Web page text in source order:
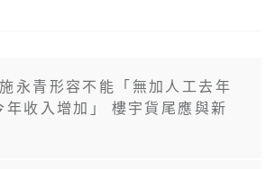
永青形容不能「無加人工去年
年收入增加」 樓宇貨尾應與新